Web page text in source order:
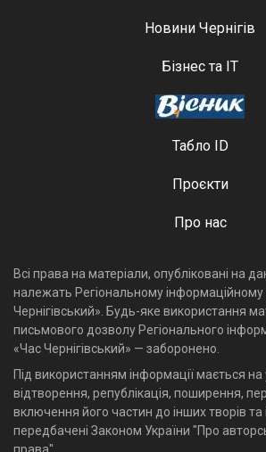
Новини Чернігів
Бізнес та ІТ
Табло ID
Проєкти
Про нас
Всі права на матеріали, опубліковані на
належать Регіональному інформаційному
Чернігівський». Будь-яке використання
письмового дозволу Регіонального
«Час Чернігівський» — заборонено.
Під використанням інформації мається на
відтворення, републікація, поширення,
включення його частин до інших творів та
передбачені Законом України "Про